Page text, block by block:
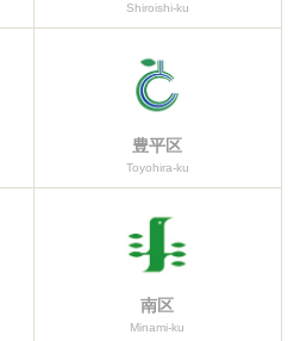
Shiroishi-ku
豊平区
Toyohira-ku
南区
Minami-ku